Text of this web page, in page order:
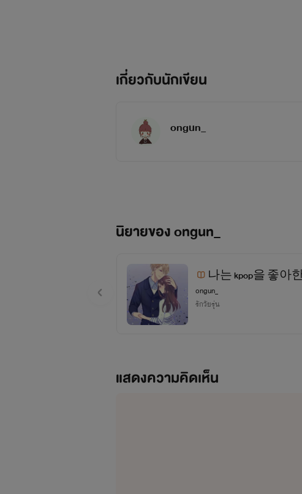
#สวัสดีจ้า สวัสดี วันนี้ไรท์เอาเรื่องเพื่อ
#อย่าลืม...ติดตามเป็นกำลังใจให้แต่งจบ
เกี่ยวกับนักเขียน
ongun_
นิยายของ ongun_
나는 kpop을 좋아한
ongun_
รักวัยรุ่น
แสดงความคิดเห็น